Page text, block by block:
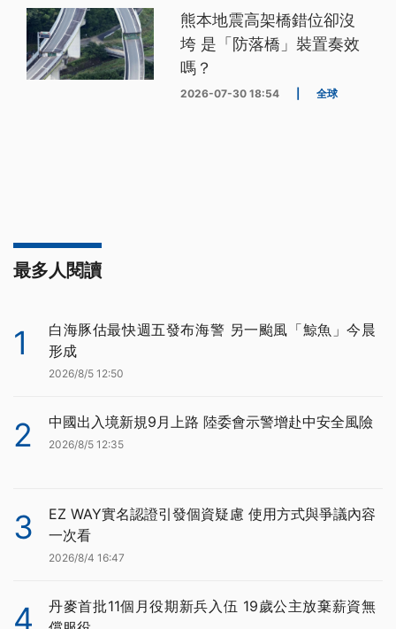
熊本地震高架橋錯位卻沒
垮 是「防落橋」裝置奏效
嗎？
2026-07-30 18:54 全球
最多人閱讀
1
白海豚估最快週五發布海警 另一颱風「鯨魚」今晨
形成
2026/8/5 12:50
2 中國出入境新規9月上路 陸委會示警增赴中安全風險
2026/8/5 12:35
3
EZ WAY實名認證引發個資疑慮 使用方式與爭議內容
一次看
2026/8/4 16:47
4
丹麥首批11個月役期新兵入伍 19歲公主放棄薪資無